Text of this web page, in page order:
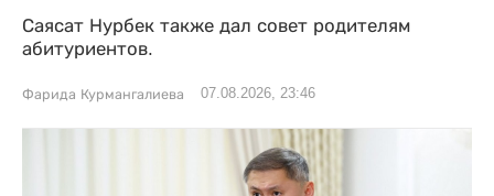
Саясат Нурбек также дал совет родителям
абитуриентов.
Фарида Курмангалиева 07.08.2026, 23:46